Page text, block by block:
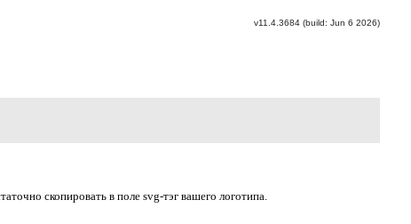
v11.4.3684 (build: Jun 6 2026)
скопировать в поле svg-тэг вашего логотипа.